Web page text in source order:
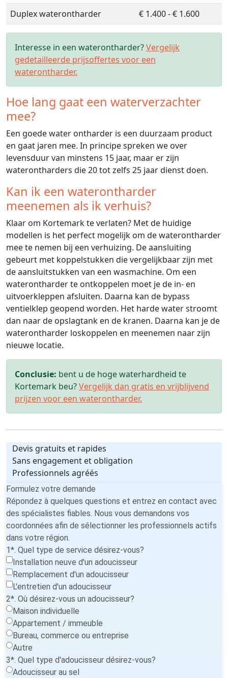
Duplex waterontharder € 1.400 - € 1.600
Interesse in een waterontharder?Vergelijk
gedetailleerde prijsoffertes voor een
waterontharder.
Hoe lang gaat een waterverzachter
mee?
Een goede water ontharder is een duurzaam product
en gaat jaren mee. In principe spreken we over
levensduur van minstens 15 jaar, maar er zijn
waterontharders die 20 tot zelfs 25 jaar dienst doen.
Kan ik een waterontharder
meenemen als ik verhuis?
Klaar om Kortemark te verlaten? Met de huidige
modellen is het perfect mogelijk om de waterontharder
mee te nemen bij een verhuizing. De aansluiting
gebeurt met koppelstukken die vergelijkbaar zijn met
de aansluitstukken van een wasmachine. Om een
waterontharder te ontkoppelen moet je de in- en
uitvoerkleppen afsluiten. Daarna kan de bypass
ventielklep geopend worden. Het harde water stroomt
dan naar de opslagtank en de kranen. Daarna kan je de
waterontharder loskoppelen en meenemen naar zijn
nieuwe locatie.
Conclusie: bent u de hoge waterhardheid te
Kortemark beu?Vergelijk dan gratis en vrijblijvend
prijzen voor een waterontharder.
Devis gratuits et rapides
Sans engagement et obligation
Professionnels agréés
Formulez votre demande
Répondez à quelques questions et entrez en contact avec
des spécialistes fiables. Nous vous demandons vos
coordonnées afin de sélectionner les professionnels actifs
dans votre région.
1*. Quel type de service désirez-vous?
Installation neuve d'un adoucisseur
Remplacement d'un adoucisseur
L'entretien d'un adoucisseur
2*. Où désirez-vous un adoucisseur?
Maison individuelle
Appartement / immeuble
Bureau, commerce ou entreprise
Autre
3*. Quel type d'adoucisseur désirez-vous?
Adoucisseur au sel